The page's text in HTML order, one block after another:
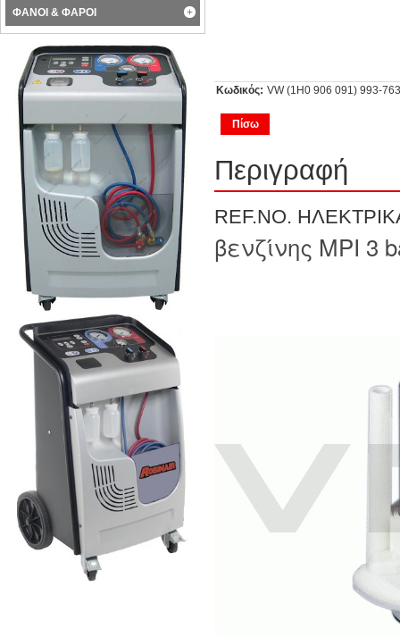
Κωδικός: VW (1H0 906 091) 993-
Πίσω
Περιγραφή
REF.NO.
βενζίνης MPI 3
ΦΑΝΟΙ & ΦΑΡΟΙ